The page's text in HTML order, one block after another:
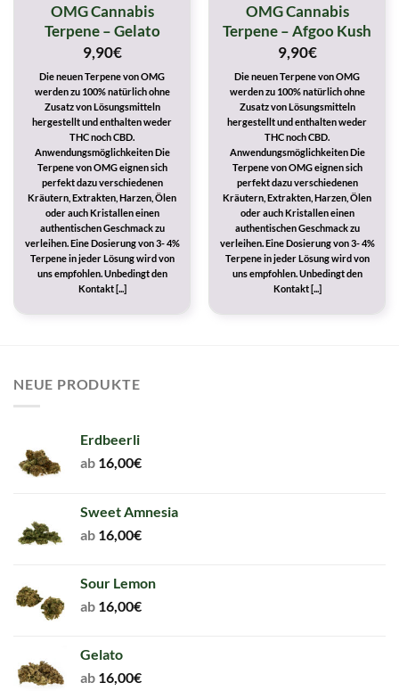
OMG Cannabis
Terpene – Gelato
9,90€
Die neuen Terpene von OMG
werden zu 100% natürlich ohne
Zusatz von Lösungsmitteln
hergestellt und enthalten weder
THC noch CBD.
Anwendungsmöglichkeiten Die
Terpene von OMG eignen sich
perfekt dazu verschiedenen
Kräutern, Extrakten, Harzen, Ölen
oder auch Kristallen einen
authentischen Geschmack zu
verleihen. Eine Dosierung von 3- 4%
Terpene in jeder Lösung wird von
uns empfohlen. Unbedingt den
Kontakt [...]
OMG Cannabis
Terpene – Afgoo Kush
9,90€
Die neuen Terpene von OMG
werden zu 100% natürlich ohne
Zusatz von Lösungsmitteln
hergestellt und enthalten weder
THC noch CBD.
Anwendungsmöglichkeiten Die
Terpene von OMG eignen sich
perfekt dazu verschiedenen
Kräutern, Extrakten, Harzen, Ölen
oder auch Kristallen einen
authentischen Geschmack zu
verleihen. Eine Dosierung von 3- 4%
Terpene in jeder Lösung wird von
uns empfohlen. Unbedingt den
Kontakt [...]
NEUE PRODUKTE
Erdbeerli
ab 16,00€
Sweet Amnesia
ab 16,00€
Sour Lemon
ab 16,00€
Gelato
ab 16,00€